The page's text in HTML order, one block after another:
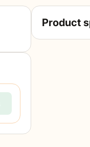
Product